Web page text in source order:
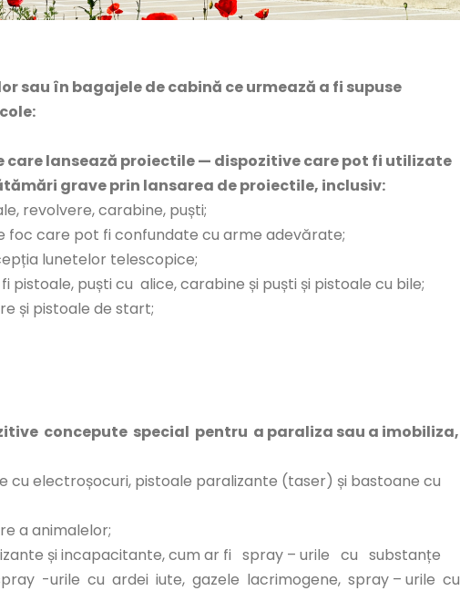
sau în bagajele de cabină ce urmează a fi supuse
care lansează proiectile — dispozitive care pot fi utilizate
grave prin lansarea de proiectile, inclusiv:
revolvere, carabine, puști;
foc care pot fi confundate cu arme adevărate;
lunetelor telescopice;
puști cu alice, carabine și puști și pistoale cu bile;
și pistoale de start;
concepute special pentru a paraliza sau a imobiliza,
cu electroșocuri, pistoale paralizante (taser) și bastoane cu
a animalelor;
și incapacitante, cum ar fi spray – urile cu substanțe
-urile cu ardei iute, gazele lacrimogene, spray – urile cu